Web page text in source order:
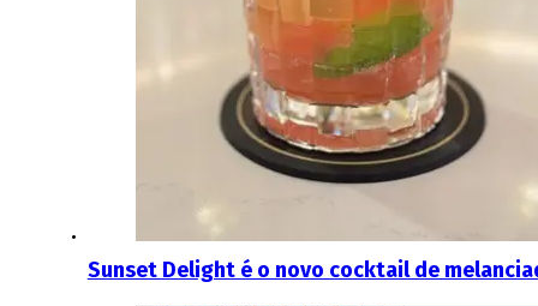
Sunset Delight é o novo cocktail de